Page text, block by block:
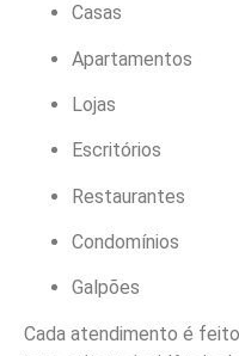
Casas
Apartamentos
Lojas
Escritórios
Restaurantes
Condomínios
Galpões
Cada atendimento é